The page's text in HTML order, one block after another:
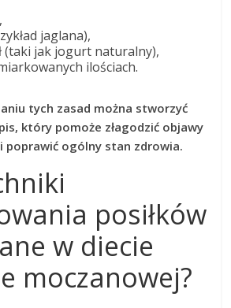
jaglana),
(taki jak jogurt naturalny),
ilościach.
tych zasad można stworzyć
który pomoże złagodzić objawy
poprawić ogólny stan zdrowia.
posiłków
w diecie
moczanowej?